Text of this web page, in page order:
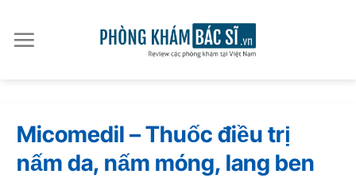
qua
nội
Micomedil – Thuốc điều trị
nấm da, nấm móng, lang ben